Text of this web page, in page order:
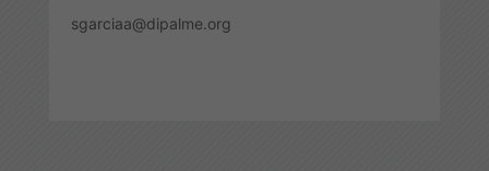
sgarciaa@dipalme.org